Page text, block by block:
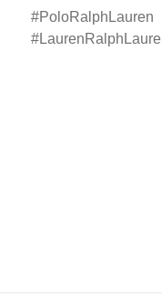
PoloRalphLauren